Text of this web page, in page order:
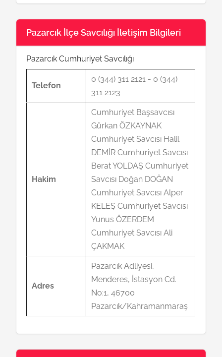
Pazarcık İlçe Savcılığı İletişim Bilgileri
Pazarcık Cumhuriyet Savcılığı
Telefon
0 (344) 311 2121 - 0 (344)
311 2123
Hakim
Cumhuriyet Başsavcısı
Gürkan ÖZKAYNAK
Cumhuriyet Savcısı Halil
DEMİR Cumhuriyet Savcısı
Berat YOLDAŞ Cumhuriyet
Savcısı Doğan DOĞAN
Cumhuriyet Savcısı Alper
KELEŞ Cumhuriyet Savcısı
Yunus ÖZERDEM
Cumhuriyet Savcısı Ali
ÇAKMAK
Adres
Pazarcık Adliyesi,
Menderes, İstasyon Cd.
No:1, 46700
Pazarcık/Kahramanmaraş